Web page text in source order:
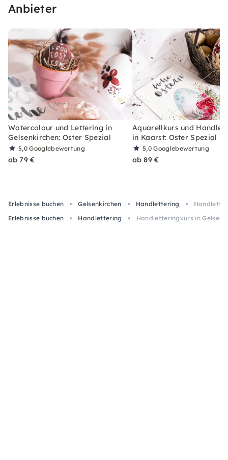
Anbieter
Watercolour und Lettering in
Gelsenkirchen: Oster Spezial
5,0Googlebewertung
ab 79 €
Aquarellkurs und
in Kaarst: Oster Spezial
5,0Googlebewertung
ab 89 €
Erlebnisse buchen Gelsenkirchen Handlettering
Erlebnisse buchen
Handlettering Handletteringkurs in